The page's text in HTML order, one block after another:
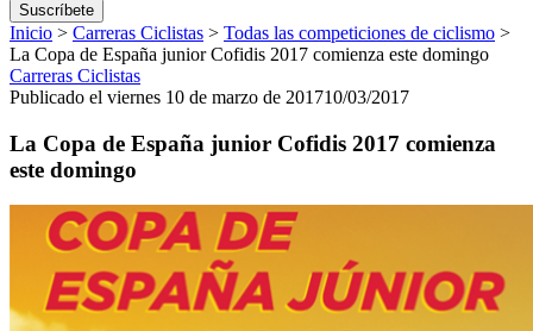
Suscríbete
Inicio > Carreras Ciclistas > Todas las competiciones de ciclismo >
La Copa de España junior Cofidis 2017 comienza este domingo
Carreras Ciclistas
Publicado el viernes 10 de marzo de 201710/03/2017
La Copa de España junior Cofidis 2017 comienza
este domingo